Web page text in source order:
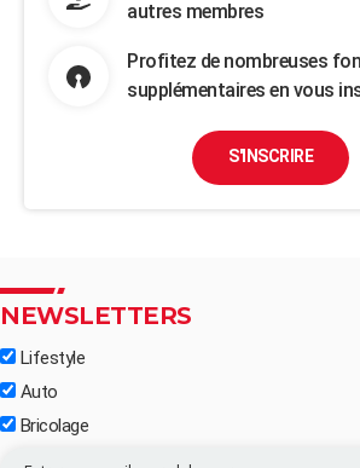
autres membres
Profitez de nombreuses
supplémentaires en vous
S'INSCRIRE
NEWSLETTERS
Lifestyle
Auto
Bricolage